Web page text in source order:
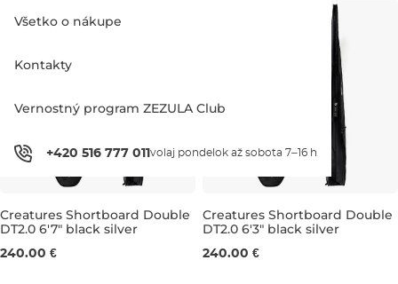
Všetko o nákupe
Kontakty
Vernostný program ZEZULA Club
+420 516 777 011 volaj pondelok až sobota 7–16 h
6'7"
Creatures Shortboard Double
DT2.0 6'7" black silver
240.00 € 6'3"
Creatures Shortboard Double
DT2.0 6'3" black silver
240.00 €